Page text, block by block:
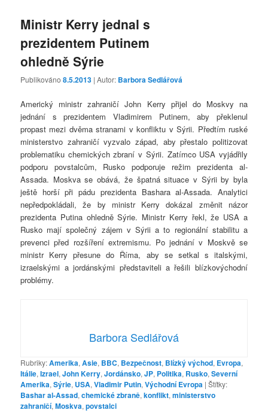
Ministr Kerry jednal s
prezidentem Putinem
ohledně Sýrie
Publikováno8.5.2013 | Autor: Barbora Sedlářová
Americký ministr zahraničí John Kerry přijel do Moskvy na
jednání s prezidentem Vladimirem Putinem, aby překlenul
propast mezi dvěma stranami v konfliktu v Sýrii. Předtím ruské
ministerstvo zahraničí vyzvalo západ, aby přestalo politizovat
problematiku chemických zbraní v Sýrii. Zatímco USA vyjádřily
podporu povstalcům, Rusko podporuje režim prezidenta al-
Assada. Moskva se obává, že špatná situace v Sýrii by byla
ještě horší při pádu prezidenta Bashara al-Assada. Analytici
nepředpokládali, že by ministr Kerry dokázal změnit názor
prezidenta Putina ohledně Sýrie. Ministr Kerry řekl, že USA a
Rusko mají společný zájem v Sýrii a to regionální stabilitu a
prevenci před rozšíření extremismu. Po jednání v Moskvě se
ministr Kerry přesune do Říma, aby se setkal s italskými,
izraelskými a jordánskými představiteli a řešili blízkovýchodní
problémy.
Barbora Sedlářová
Rubriky:Amerika,Asie, BBC, Bezpečnost, Blízký východ, Evropa,
Itálie,Izrael,John Kerry,Jordánsko,JP, Politika, Rusko,Severní
Amerika,Sýrie, USA,Vladimir Putin,Východní Evropa |Štítky:
Bashar al-Assad,chemické zbraně,konflikt,ministerstvo
zahraničí,Moskva,povstalci